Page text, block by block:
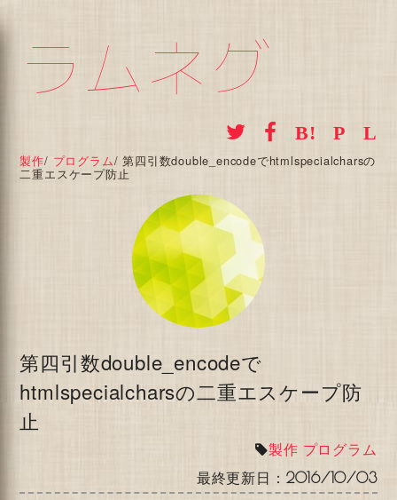
ラムネグ
製作/ プログラム/第四引数double_encodeでhtmlspecialcharsの
二重エスケープ防止
第四引数double_encodeで
htmlspecialcharsの二重エスケープ防
止
製作 プログラム
最終更新日： 2016/10/03